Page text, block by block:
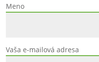
Meno
Vaša e-mailová adresa